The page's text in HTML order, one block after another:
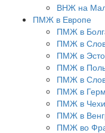
ВНЖ на
ПМЖ в Европе
ПМЖ в
ПМЖ в
ПМЖ в
ПМЖ в
ПМЖ в
ПМЖ в
ПМЖ в
ПМЖ в
ПМЖ во